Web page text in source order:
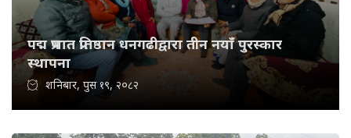
पद्म प्रभात प्रतिष्ठान धनगढीद्वारा तीन नयाँ पुरस्कार
स्थापना
शनिबार, पुस १९, २०८२